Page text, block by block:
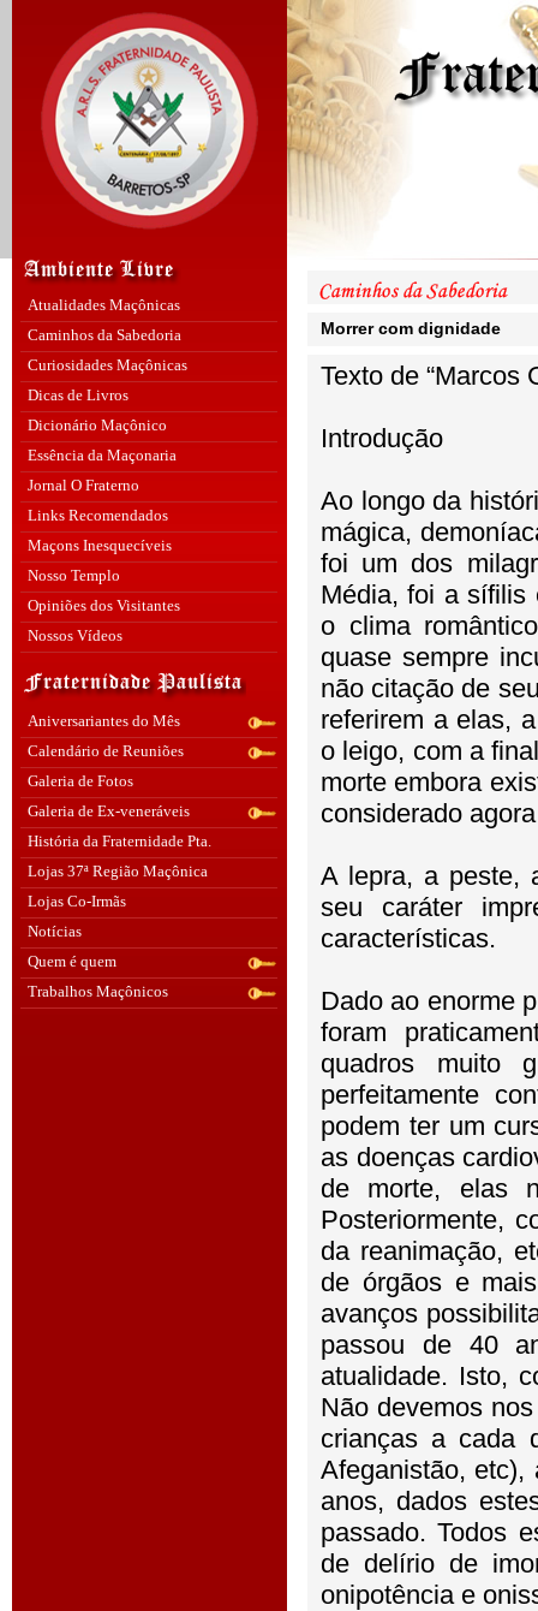
Atualidades Maçônicas
Caminhos da Sabedoria
Curiosidades Maçônicas
Dicas de Livros
Dicionário Maçônico
Essência da Maçonaria
Jornal O Fraterno
Links Recomendados
Maçons Inesquecíveis
Nosso Templo
Opiniões dos Visitantes
Nossos Vídeos
Aniversariantes do Mês
Calendário de Reuniões
Galeria de Fotos
Galeria de Ex-veneráveis
História da Fraternidade Pta.
Lojas 37ª Região Maçônica
Lojas Co-Irmãs
Notícias
Quem é quem
Trabalhos Maçônicos
Morrer com dignidade
Texto de “Marcos
Introdução
Ao longo da
mágica,
foi um dos
Média, foi a sífilis
o clima
quase sempre
não citação de
referirem a elas,
o leigo, com a
morte embora
considerado
A lepra, a peste,
seu caráter
características.
Dado ao enorme
foram
quadros muito
perfeitamente
podem ter um
as doenças
de morte, elas
Posteriormente,
da reanimação,
de órgãos e
avanços
passou de 40
atualidade. Isto,
Não devemos
crianças a cada
Afeganistão,
anos, dados
passado. Todos
de delírio de
onipotência e